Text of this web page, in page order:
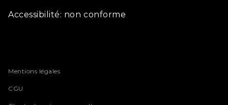
Accessibilité: non conforme
Mentions légales
CGU